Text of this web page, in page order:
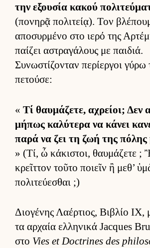
την εξου­σία κακού
(πονηρᾷ πολιτεί­ᾳ). Τον
αποσυρ­μένο στο ιερό της
παί­ζει αστραγάλους με παι­διά.
Συνωστίζονταν περίερ­γοι
πετού­σε:
« Τί θαυ­μάζετε, αχρεί­οι; Δεν
μήπως καλύτερα να κάνει
παρά να ζει τη ζωή της πόλης
» (Τί, ὦ κάκιστοι, θαυ­μάζετε ;
κρεῖτ­τον τοῦτο ποιεῖν ἢ μεθ’
πολιτεύ­εσθαι ;)
Διο­γένης Λαέρ­τιος, Βιβλίο IX,
τα αρ­χαία ελ­ληνικά Jacques
στο Vies et Doctrines des